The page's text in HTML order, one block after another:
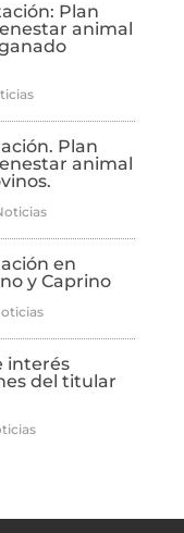
Plan
animal
Plan
animal
en
y Caprino
interés
del titular